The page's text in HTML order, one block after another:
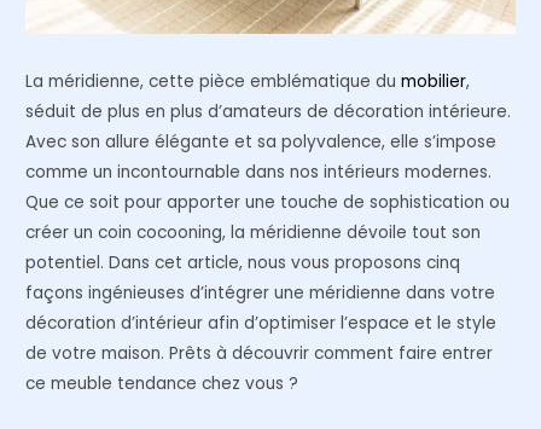
La méridienne, cette pièce emblématique dumobilier,
séduit de plus en plus d’amateurs de décoration intérieure.
Avec son allure élégante et sa polyvalence, elle s’impose
comme un incontournable dans nos intérieurs modernes.
Que ce soit pour apporter une touche de sophistication ou
créer un coin cocooning, la méridienne dévoile tout son
potentiel. Dans cet article, nous vous proposons cinq
façons ingénieuses d’intégrer une méridienne dans votre
décoration d’intérieur afin d’optimiser l’espace et le style
de votre maison. Prêts à découvrir comment faire entrer
ce meuble tendance chez vous ?